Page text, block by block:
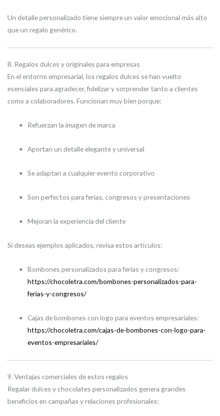
Un detalle personalizado tiene siempre un valor emocional más alto
que un regalo genérico.
8. Regalos dulces y originales para empresas
En el entorno empresarial, los regalos dulces se han vuelto
esenciales para agradecer, fidelizar y sorprender tanto a clientes
como a colaboradores. Funcionan muy bien porque:
Refuerzan la imagen de marca
Aportan un detalle elegante y universal
Se adaptan a cualquier evento corporativo
Son perfectos para ferias, congresos y presentaciones
Mejoran la experiencia del cliente
Si deseas ejemplos aplicados, revisa estos artículos:
Bombones personalizados para ferias y congresos:
https://chocoletra.com/bombones-personalizados-para-
ferias-y-congresos/
Cajas de bombones con logo para eventos empresariales:
https://chocoletra.com/cajas-de-bombones-con-logo-para-
eventos-empresariales/
9. Ventajas comerciales de estos regalos
Regalar dulces y chocolates personalizados genera grandes
beneficios en campañas y relaciones profesionales: